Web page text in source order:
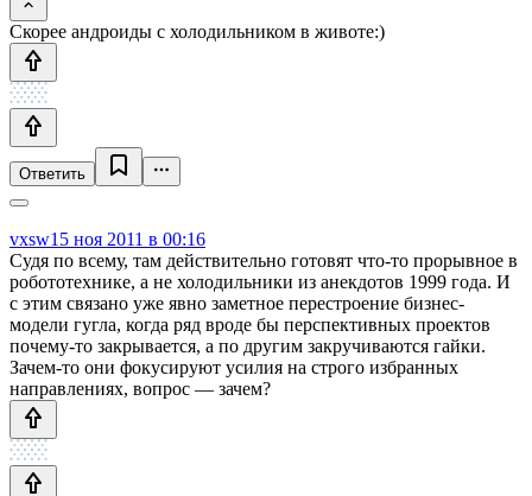
Скорее андроиды с холодильником в животе:)
Ответить
vxsw15 ноя 2011 в 00:16
Судя по всему, там действительно готовят что-то прорывное в
робототехнике, а не холодильники из анекдотов 1999 года. И
с этим связано уже явно заметное перестроение бизнес-
модели гугла, когда ряд вроде бы перспективных проектов
почему-то закрывается, а по другим закручиваются гайки.
Зачем-то они фокусируют усилия на строго избранных
направлениях, вопрос — зачем?